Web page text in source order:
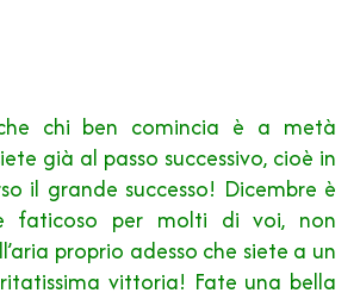
chi ben comincia è a metà
già al passo successivo, cioè in
il grande successo! Dicembre è
faticoso per molti di voi, non
proprio adesso che siete a un
vittoria! Fate una bella